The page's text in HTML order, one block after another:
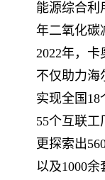
能源综合利
年二氧化碳
2022年，卡
不仅助力海
实现全国18
55个互联工
更探索出
以及1000